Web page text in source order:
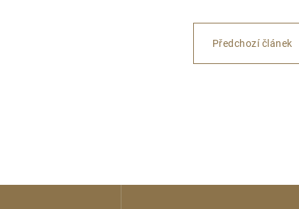
Předchozí článek